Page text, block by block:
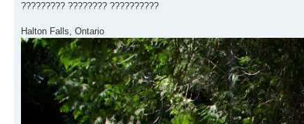
????????? ???????? ??????????
Halton Falls, Ontario